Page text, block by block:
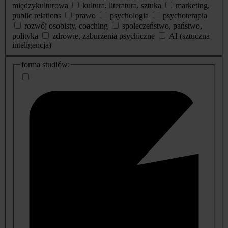
międzykulturowa
kultura, literatura, sztuka
marketing,
public relations
prawo psychologia
psychoterapia
rozwój osobisty, coaching
społeczeństwo, państwo,
polityka
zdrowie, zaburzenia psychiczne
AI (sztuczna
inteligencja)
dodatkowe
informacje
forma studiów: